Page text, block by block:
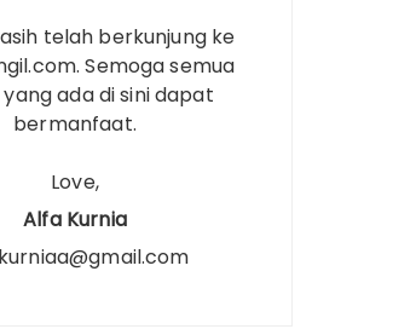
telah berkunjung ke
Semoga semua
ada di sini dapat
bermanfaat.
Love,
Alfa Kurnia